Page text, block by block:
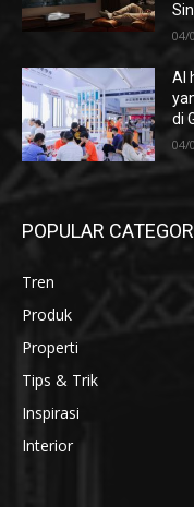
04/
AI
di
04/
POPULAR
Tren
Produk
Properti
Tips & Trik
Inspirasi
Interior